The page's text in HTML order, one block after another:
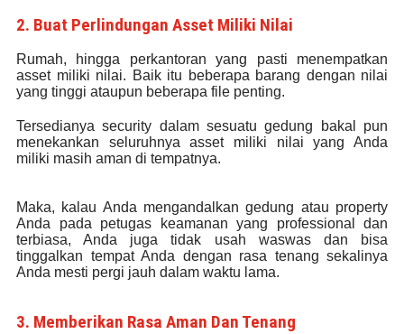
2. Buat Perlindungan Asset Miliki Nilai
Rumah, hingga perkantoran yang pasti menempatkan
asset miliki nilai. Baik itu beberapa barang dengan nilai
yang tinggi ataupun beberapa file penting.
Tersedianya security dalam sesuatu gedung bakal pun
menekankan seluruhnya asset miliki nilai yang Anda
miliki masih aman di tempatnya.
Maka, kalau Anda mengandalkan gedung atau property
Anda pada petugas keamanan yang professional dan
terbiasa, Anda juga tidak usah waswas dan bisa
tinggalkan tempat Anda dengan rasa tenang sekalinya
Anda mesti pergi jauh dalam waktu lama.
3. Memberikan Rasa Aman Dan Tenang